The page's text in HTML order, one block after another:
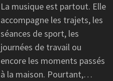
La musique est partout. Elle
accompagne les trajets, les
séances de sport, les
journées de travail ou
encore les moments passés
à la maison. Pourtant,…